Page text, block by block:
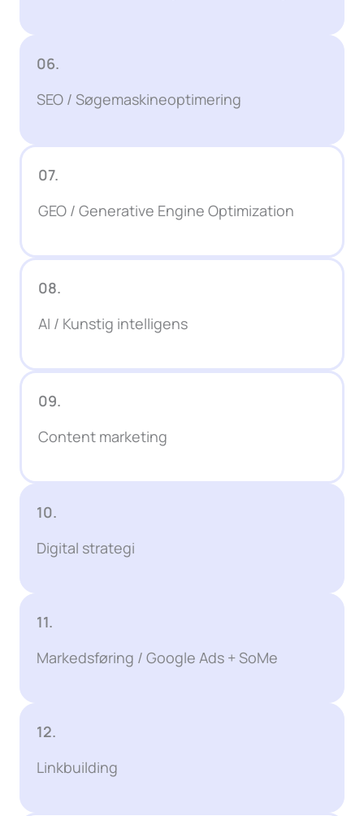
06.
SEO / Søgemaskineoptimering
07.
GEO / Generative Engine Optimization
08.
AI / Kunstig intelligens
09.
Content marketing
10.
Digital strategi
11.
Markedsføring / Google Ads + SoMe
12.
Linkbuilding